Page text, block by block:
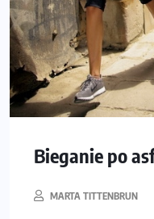
Bieganie po
MARTA TITTENBRUN